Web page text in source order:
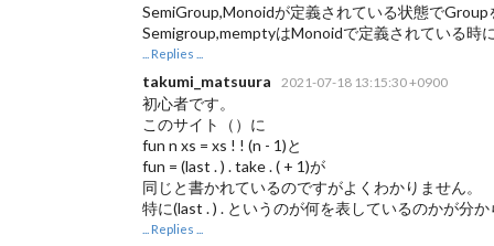
SemiGroup,Monoidが定義されている状態で
Semigroup,memptyはMonoidで定義されている時
... Replies ...
takumi_matsuura 2021-07-18 13:15:30 +0900
初心者です。
このサイト（ ）に
fun n xs = xs ! ! (n - 1)と
fun = (last . ) . take . ( + 1)が
同じと書かれているのですがよくわかりません。
特に(last . ) . というのが何を表しているのかが分
... Replies ...